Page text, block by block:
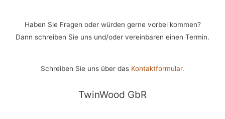
Haben Sie Fragen oder würden gerne vorbei kommen?
Dann schreiben Sie uns und/oder vereinbaren einen Termin.
Schreiben Sie uns über das Kontaktformular.
TwinWood GbR